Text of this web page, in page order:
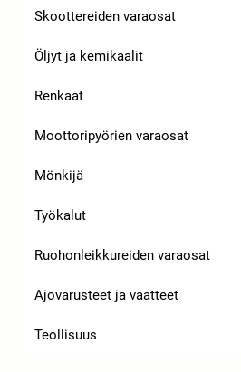
Skoottereiden varaosat
Öljyt ja kemikaalit
Renkaat
Moottoripyörien varaosat
Mönkijä
Työkalut
Ruohonleikkureiden varaosat
Ajovarusteet ja vaatteet
Teollisuus